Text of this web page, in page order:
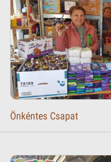
Önkéntes Csapat